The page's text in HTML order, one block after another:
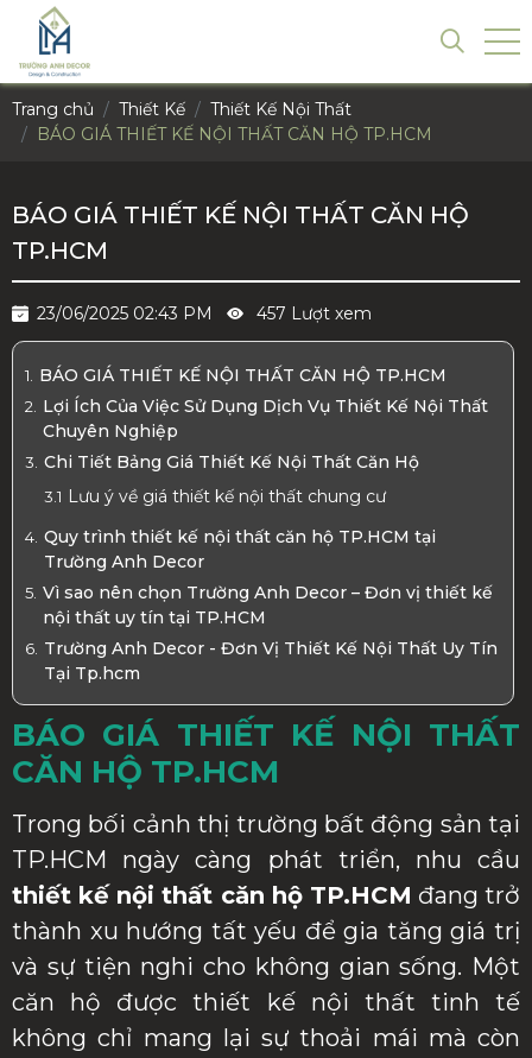
Trang chủ Thiết Kế
Thiết Kế Nội Thất
BÁO GIÁ THIẾT KẾ NỘI THẤT CĂN HỘ TP.HCM
BÁO GIÁ THIẾT KẾ NỘI THẤT CĂN HỘ
TP.HCM
23/06/2025 02:43 PM 457 Lượt xem
BÁO GIÁ THIẾT KẾ NỘI THẤT CĂN HỘ TP.HCM
Lợi Ích Của Việc Sử Dụng Dịch Vụ Thiết Kế Nội Thất
Chuyên Nghiệp
Chi Tiết Bảng Giá Thiết Kế Nội Thất Căn Hộ
Lưu ý về giá thiết kế nội thất chung cư
Quy trình thiết kế nội thất căn hộ TP.HCM tại
Trường Anh Decor
Vì sao nên chọn Trường Anh Decor – Đơn vị thiết kế
nội thất uy tín tại TP.HCM
Trường Anh Decor - Đơn Vị Thiết Kế Nội Thất Uy Tín
Tại Tp.hcm
BÁO GIÁ THIẾT KẾ NỘI THẤT
CĂN HỘ TP.HCM
Trong bối cảnh thị trường bất động sản tại
TP.HCM ngày càng phát triển, nhu cầu
thiết kế nội thất căn hộ TP.HCM đang trở
thành xu hướng tất yếu để gia tăng giá trị
và sự tiện nghi cho không gian sống. Một
căn hộ được thiết kế nội thất tinh tế
không chỉ mang lại sự thoải mái mà còn